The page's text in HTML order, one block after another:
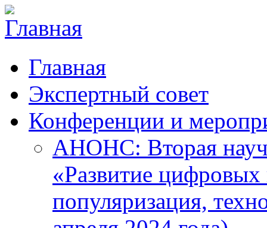
Главная
Экспертный совет
Конференции и
АНОНС: Вторая
«Развитие цифровых
популяризация,